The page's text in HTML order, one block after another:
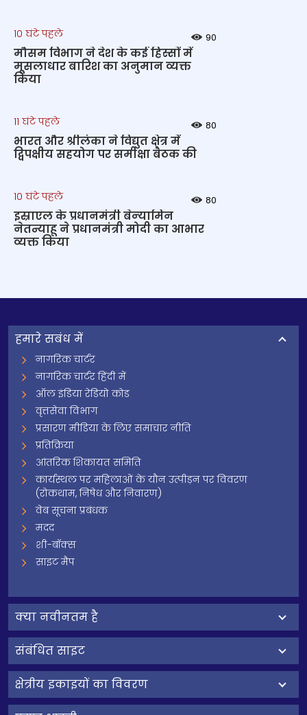
10 घंटे पहले 90
मौसम विभाग ने देश के कई हिस्सों में
मूसलाधार बारिश का अनुमान व्यक्त
किया
11 घंटे पहले 80
भारत और श्रीलंका ने विद्युत क्षेत्र में
द्विपक्षीय सहयोग पर समीक्षा बैठक की
10 घंटे पहले 80
इस्राएल के प्रधानमंत्री बेन्‍यामिन
नेतन्याहू ने प्रधानमंत्री मोदी का आभार
व्यक्त किया
हमारे सबंध में
नागरिक चार्टर
नागरिक चार्टर हिंदी में
ऑल इंडिया रेडियो कोड
वृत्तसेवा विभाग
प्रसारण मीडिया के लिए समाचार नीति
प्रतिक्रिया
आंतरिक शिकायत समिति
कार्यस्थल पर महिलाओं के यौन उत्पीड़न पर विवरण
(रोकथाम, निषेध और निवारण)
वेब सूचना प्रबंधक
मदद
शी-बॉक्स
साइट मैप
क्‍या नवीनतम है
संबंधित साइट
क्षेत्रीय इकाइयों का विवरण